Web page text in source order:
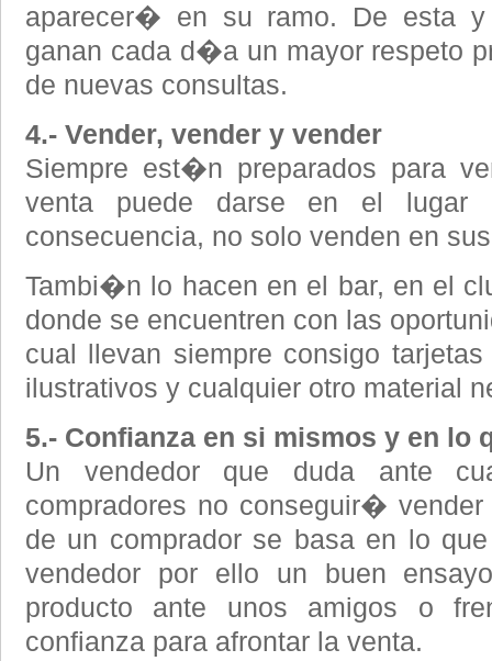
aparecer� en su ramo. De esta
ganan cada d�a un mayor respeto
de nuevas consultas.
4.- Vender, vender y vender
Siempre est�n preparados para
venta puede darse en el lugar
consecuencia, no solo venden en
Tambi�n lo hacen en el bar, en el
donde se encuentren con las
cual llevan siempre consigo
ilustrativos y cualquier otro material
5.- Confianza en si mismos y en lo
Un vendedor que duda ante
compradores no conseguir�
de un comprador se basa en lo
vendedor por ello un buen
producto ante unos amigos o
confianza para afrontar la venta.